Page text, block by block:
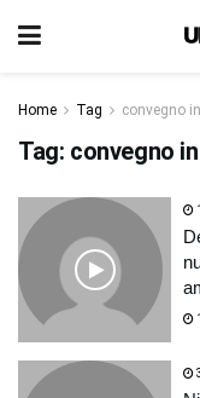
Home Tag convegno
Tag: convegno